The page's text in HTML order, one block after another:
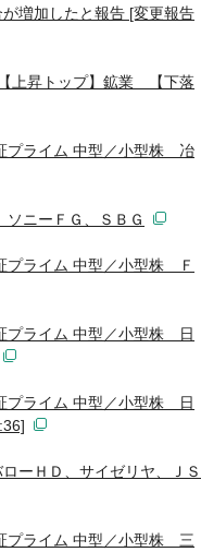
増加したと報告 [変更報告
上昇トップ】鉱業 【下落
プライム 中型／小型株 冶
ニーＦＧ、ＳＢＧ
プライム 中型／小型株 Ｆ
プライム 中型／小型株 日
プライム 中型／小型株 日
ーＨＤ、サイゼリヤ、ＪＳ
プライム 中型／小型株 三